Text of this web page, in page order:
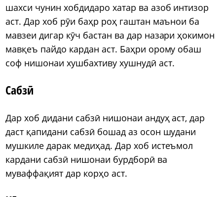
шахси чунин хобдидаро хатар ва азоб интизор
аст. Дар хоб рӯи баҳр роҳ гаштан маънои ба
мавзеи дигар кӯч бастан ва дар назари ҳокимон
мавқеъ пайдо кардан аст. Баҳри орому обаш
соф нишонаи хушбахтиву хушнудӣ аст.
Сабзӣ
Дар хоб дидани сабзӣ нишонаи андуҳ аст, дар
даст қапидани сабзӣ бошад аз осон шудани
мушкиле дарак медиҳад. Дар хоб истеъмол
кардани сабзӣ нишонаи бурдборӣ ва
муваффақият дар корҳо аст.